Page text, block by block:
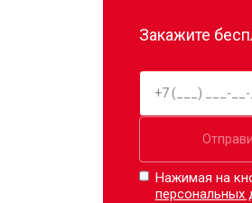
Закажите
Нажимая на
персональных